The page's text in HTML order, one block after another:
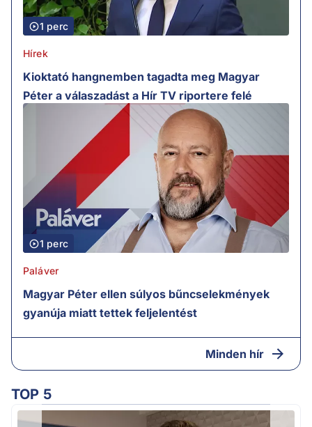
1 perc
Hírek
Kioktató hangnemben tagadta meg Magyar
Péter a válaszadást a Hír TV riportere felé
1 perc
Paláver
Magyar Péter ellen súlyos bűncselekmények
gyanúja miatt tettek feljelentést
Minden hír
TOP 5